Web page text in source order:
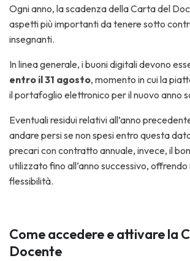
Ogni anno, la scadenza della Carta del
aspetti più importanti da tenere sotto
insegnanti.
In linea generale, i buoni digitali devono
entro il 31 agosto, momento in cui la
il portafoglio elettronico per il nuovo anno
Eventuali residui relativi all’anno
andare persi se non spesi entro questa
precari con contratto annuale, invece, il
utilizzato fino all’anno successivo,
flessibilità.
Come accedere e attivare la
Docente